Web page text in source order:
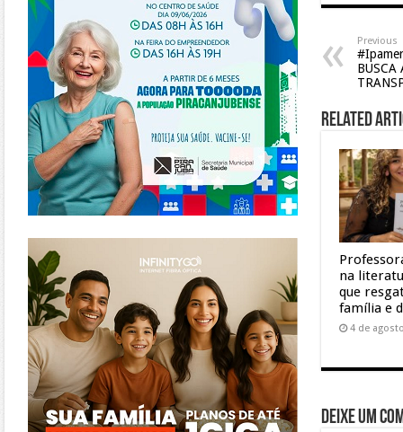
Previous
BUSCA
Related
na
que
família e
4 de
Deixe um
https://www.infinitygo.com.br/